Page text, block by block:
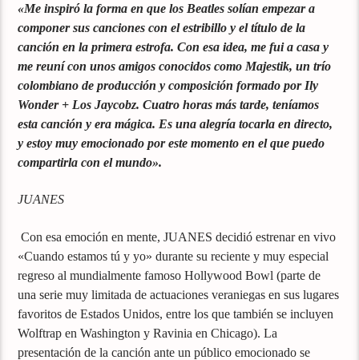
«Me inspiró la forma en que los Beatles solían empezar a
componer sus canciones con el estribillo y el título de la
canción en la primera estrofa. Con esa idea, me fui a casa y
me reuní con unos amigos conocidos como Majestik, un trío
colombiano de producción y composición formado por Ily
Wonder + Los Jaycobz. Cuatro horas más tarde, teníamos
esta canción y era mágica. Es una alegría tocarla en directo,
y estoy muy emocionado por este momento en el que puedo
compartirla con el mundo».
JUANES
Con esa emoción en mente, JUANES decidió estrenar en vivo
«Cuando estamos tú y yo» durante su reciente y muy especial
regreso al mundialmente famoso Hollywood Bowl (parte de
una serie muy limitada de actuaciones veraniegas en sus lugares
favoritos de Estados Unidos, entre los que también se incluyen
Wolftrap en Washington y Ravinia en Chicago). La
presentación de la canción ante un público emocionado se